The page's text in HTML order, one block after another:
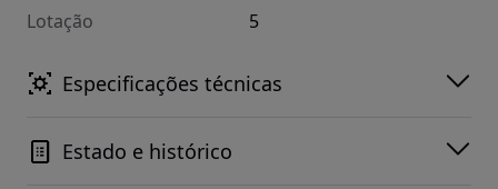
Lotação 5
Especificações técnicas
Estado e histórico